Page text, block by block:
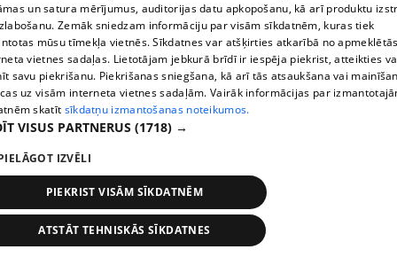
pirms 2 mēnešiem, 3 nedēļām 00:02:42
Zvanīt vai gaidīt zvanu? Dita Grauda par saziņas
etiķeti starp paaudzēm
17. epizode
un satura mērījumus, auditorijas datu apkopošanu, kā arī produktu
Zemāk sniedzam informāciju par visām sīkdatnēm, kuras tiek
mūsu tīmekļa vietnēs. Sīkdatnes var atšķirties atkarībā no
vietnes sadaļas. Lietotājam jebkurā brīdī ir iespēja piekrist, atteikties
savu piekrišanu. Piekrišanas sniegšana, kā arī tās atsaukšana vai
uz visām interneta vietnes sadaļām. Vairāk informācijas par
skatīt sīkdatņu izmantošanas noteikumos.
VISUS PARTNERUS (1718) →
IZVĒLI
PIEKRIST VISĀM SĪKDATNĒM
ATSTĀT TEHNISKĀS SĪKDATNES